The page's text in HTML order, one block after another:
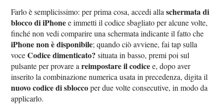
Farlo è semplicissimo: per prima cosa, accedi allaschermata di
blocco di iPhonee immetti il codice sbagliato per alcune volte,
finché non vedi comparire una schermata indicante il fatto che
iPhone non è disponibile; quando ciò avviene, fai tap sulla
voceCodice dimenticato? situata in basso, premi poi sul
pulsante per provare areimpostare il codicee, dopo aver
inserito la combinazione numerica usata in precedenza, digita il
nuovo codice di sbloccoper due volte consecutive, in modo da
applicarlo.